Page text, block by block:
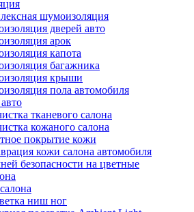
шумоизоляция
дверей авто
арок
капота
багажника
крыши
пола автомобиля
тканевого салона
кожаного салона
покрытие кожи
кожи салона автомобиля
безопасности на цветные
ниш ног